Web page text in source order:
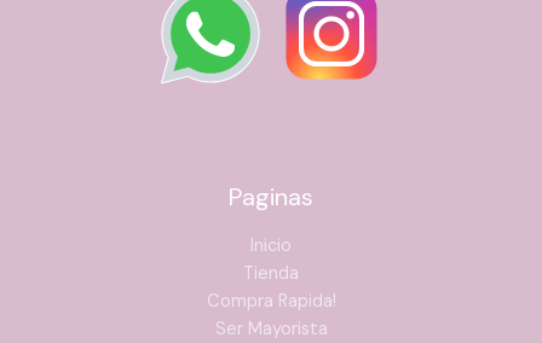
Paginas
Inicio
Tienda
Compra Rapida!
Ser Mayorista